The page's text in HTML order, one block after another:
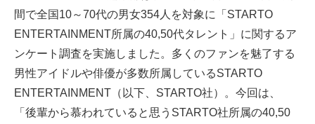
間で全国10～70代の男女354人を対象に「STARTO
ENTERTAINMENT所属の40,50代タレント」に関するア
ンケート調査を実施しました。多くのファンを魅了する
男性アイドルや俳優が多数所属しているSTARTO
ENTERTAINMENT（以下、STARTO社）。今回は、
「後輩から慕われていると思うSTARTO社所属の40,50